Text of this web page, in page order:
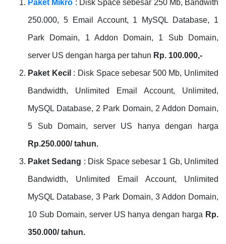
Paket Mikro : Disk Space sebesar 250 Mb, Bandwith
250.000, 5 Email Account, 1 MySQL Database, 1
Park Domain, 1 Addon Domain, 1 Sub Domain,
server US dengan harga per tahun Rp. 100.000,-
Paket Kecil : Disk Space sebesar 500 Mb, Unlimited
Bandwidth, Unlimited Email Account, Unlimited,
MySQL Database, 2 Park Domain, 2 Addon Domain,
5 Sub Domain, server US hanya dengan harga
Rp.250.000/ tahun.
Paket Sedang : Disk Space sebesar 1 Gb, Unlimited
Bandwidth, Unlimited Email Account, Unlimited
MySQL Database, 3 Park Domain, 3 Addon Domain,
10 Sub Domain, server US hanya dengan harga Rp.
350.000/ tahun.